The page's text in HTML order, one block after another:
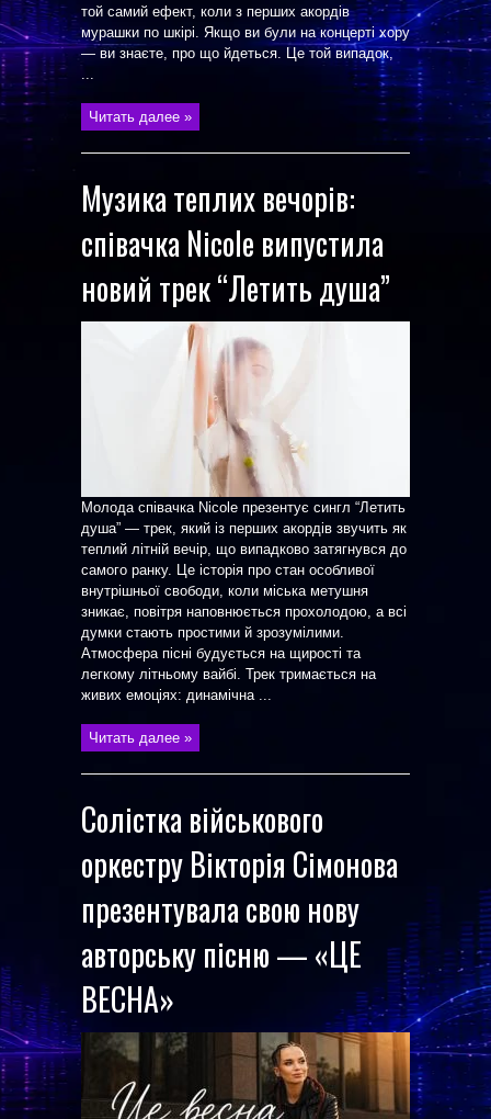
той самий ефект, коли з перших акордів
мурашки по шкірі. Якщо ви були на концерті хору
— ви знаєте, про що йдеться. Це той випадок,
...
Читать далее »
Музика теплих вечорів:
співачка Nicole випустила
новий трек “Летить душа”
Молода співачка Nicole презентує сингл “Летить
душа” — трек, який із перших акордів звучить як
теплий літній вечір, що випадково затягнувся до
самого ранку. Це історія про стан особливої
внутрішньої свободи, коли міська метушня
зникає, повітря наповнюється прохолодою, а всі
думки стають простими й зрозумілими.
Атмосфера пісні будується на щирості та
легкому літньому вайбі. Трек тримається на
живих емоціях: динамічна ...
Читать далее »
Солістка військового
оркестру Вікторія Сімонова
презентувала свою нову
авторську пісню — «ЦЕ
ВЕСНА»